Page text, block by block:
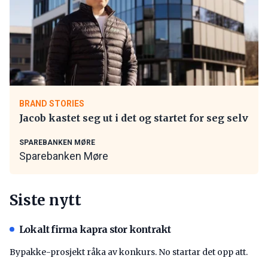
BRAND STORIES
Jacob kastet seg ut i det og startet for seg selv
SPAREBANKEN MØRE
Sparebanken Møre
Siste nytt
Lokalt firma kapra stor kontrakt
Bypakke-prosjekt råka av konkurs. No startar det opp att.